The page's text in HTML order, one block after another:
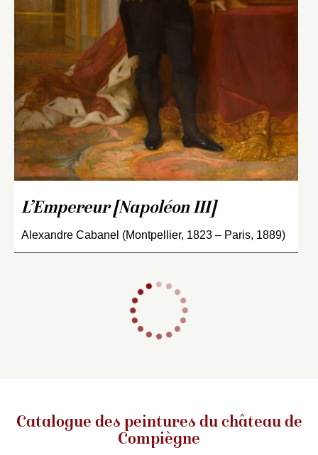
L’Empereur [Napoléon III]
Alexandre Cabanel (Montpellier, 1823 – Paris, 1889)
Catalogue des peintures du château de
Compiègne